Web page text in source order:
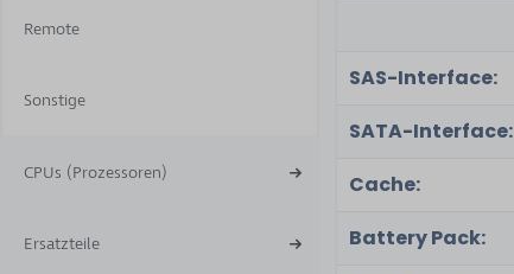
Remote
Sonstige
CPUs (Prozessoren)
Ersatzteile
SAS-Interface:
SATA-Interface:
Cache:
Battery Pack: